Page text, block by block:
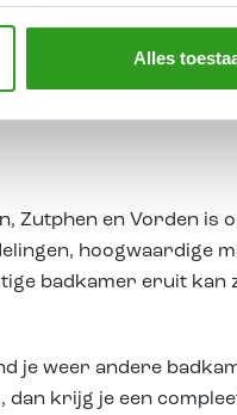
Alles
moeiteloos
Zutphen en Vorden
hoogwaardige
badkamer eruit kan
je weer andere
krijg je een